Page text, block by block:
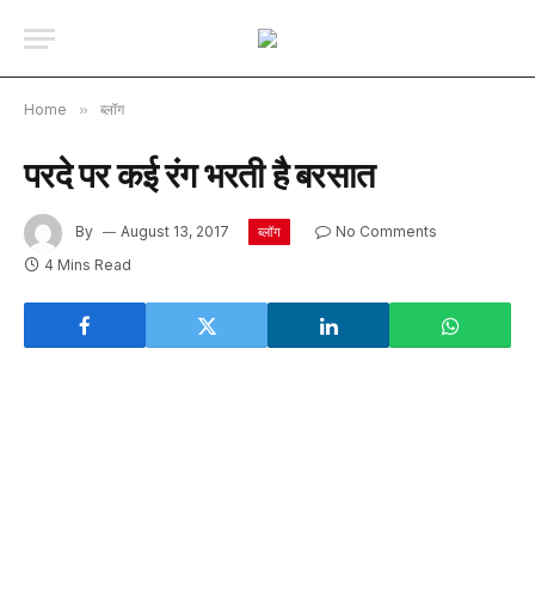
Home » ब्लॉग
परदे पर कई रंग भरती है बरसात
By August 13, 2017 ब्लॉग
No Comments
4 Mins Read